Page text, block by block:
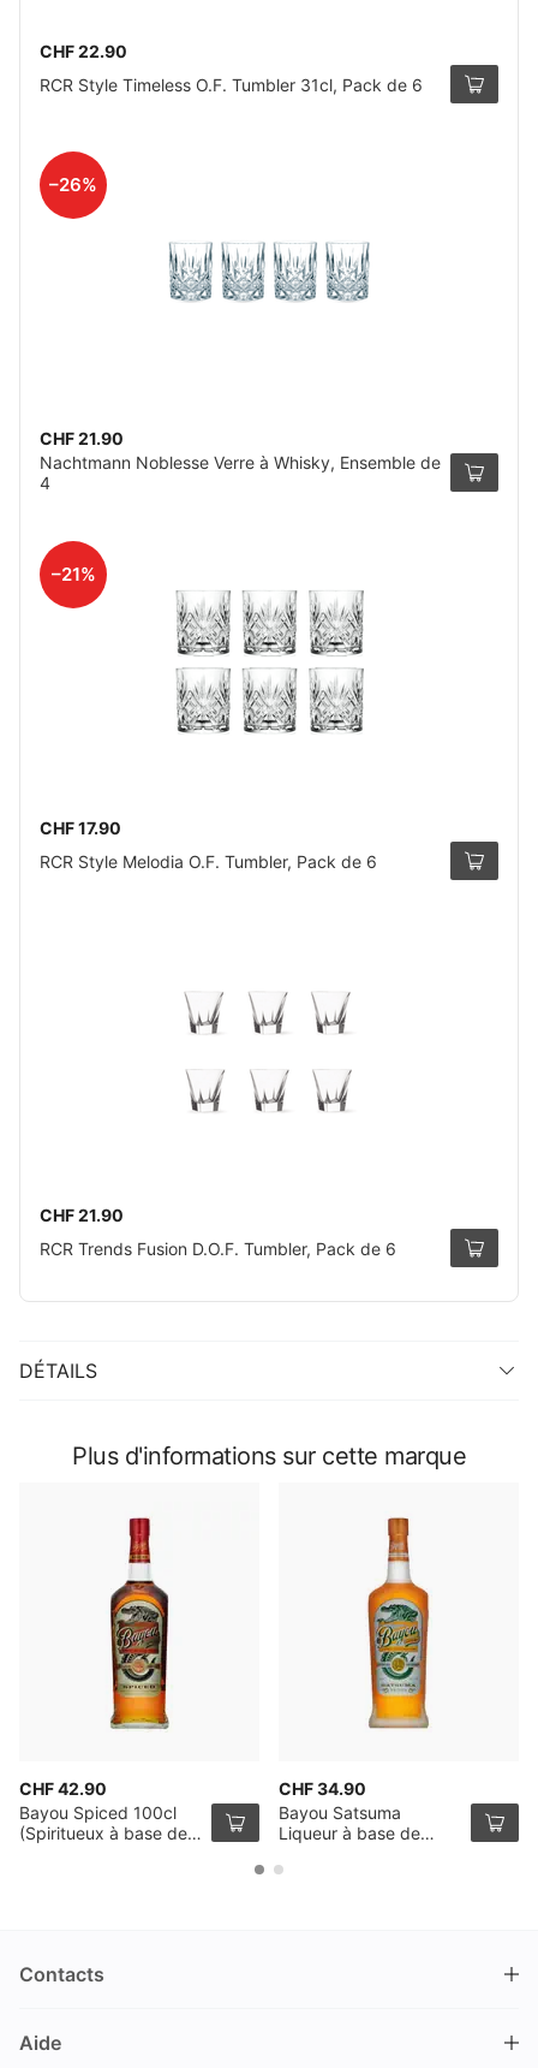
CHF 22.90
RCR Style Timeless O.F. Tumbler 31cl, Pack de 6
–26%
CHF 21.90
Nachtmann Noblesse Verre à Whisky, Ensemble de
4
–21%
CHF 17.90
RCR Style Melodia O.F. Tumbler, Pack de 6
CHF 21.90
RCR Trends Fusion D.O.F. Tumbler, Pack de 6
DÉTAILS
Plus d'informations sur cette marque
CHF 42.90
Bayou Spiced 100cl
(Spiritueux à base de
CHF 34.90
Bayou Satsuma
Liqueur à base de
Contacts
Nüschelerstrasse 35
Aide